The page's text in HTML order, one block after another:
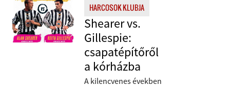
HARCOSOK KLUBJA
Shearer vs.
Gillespie:
csapatépítőről
a kórházba
A kilencvenes években